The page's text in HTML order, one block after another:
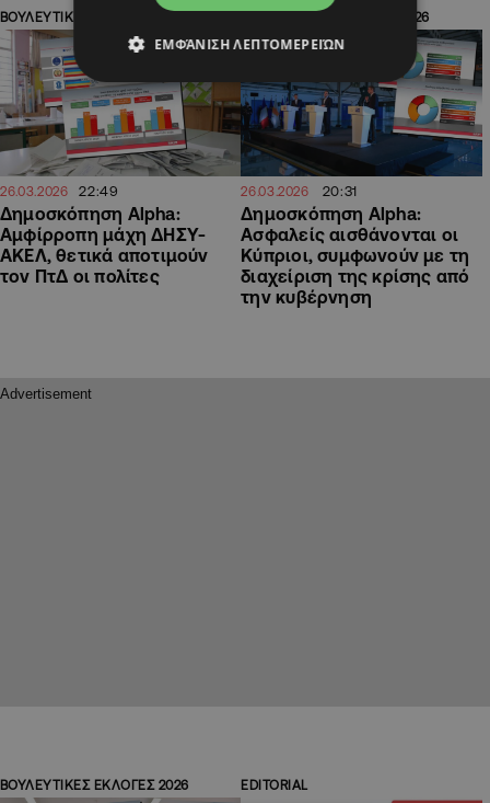
ΒΟΥΛΕΥΤΙΚΕΣ ΕΚΛΟΓΕΣ 2026
26.03.2026 22:49
Δημοσκόπηση Alpha:
Αμφίρροπη μάχη ΔΗΣΥ-
ΑΚΕΛ, θετικά αποτιμούν
τον ΠτΔ οι πολίτες
ΒΟΥΛΕΥΤΙΚΕΣ ΕΚΛΟΓΕΣ 2026
26.03.2026 20:31
Δημοσκόπηση Alpha:
Ασφαλείς αισθάνονται οι
Κύπριοι, συμφωνούν με τη
διαχείριση της κρίσης από
την κυβέρνηση
ΒΟΥΛΕΥΤΙΚΕΣ ΕΚΛΟΓΕΣ 2026 EDITORIAL
ΕΜΦΆΝΙΣΗ ΛΕΠΤΟΜΕΡΕΙΏΝ